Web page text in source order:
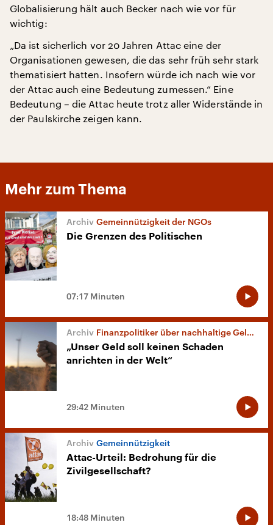
Globalisierung hält auch Becker nach wie vor für
wichtig:
„Da ist sicherlich vor 20 Jahren Attac eine der
Organisationen gewesen, die das sehr früh sehr stark
thematisiert hatten. Insofern würde ich nach wie vor
der Attac auch eine Bedeutung zumessen.“ Eine
Bedeutung – die Attac heute trotz aller Widerstände in
der Paulskirche zeigen kann.
Mehr zum Thema
Gemeinnützigkeit der NGOs
Die Grenzen des Politischen
07:17 Minuten
Finanzpolitiker über nachhaltige Geldanlagen
„Unser Geld soll keinen Schaden
anrichten in der Welt“
29:42 Minuten
Gemeinnützigkeit
Attac-Urteil: Bedrohung für die
Zivilgesellschaft?
18:48 Minuten